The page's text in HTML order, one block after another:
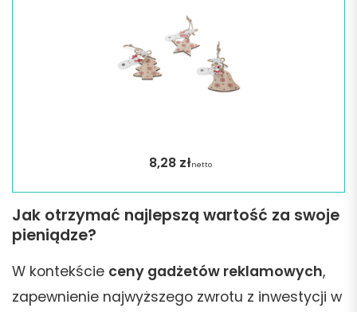
8,28 złnetto
Jak otrzymać najlepszą wartość za swoje
pieniądze?
W kontekście ceny gadżetów reklamowych,
zapewnienie najwyższego zwrotu z inwestycji w